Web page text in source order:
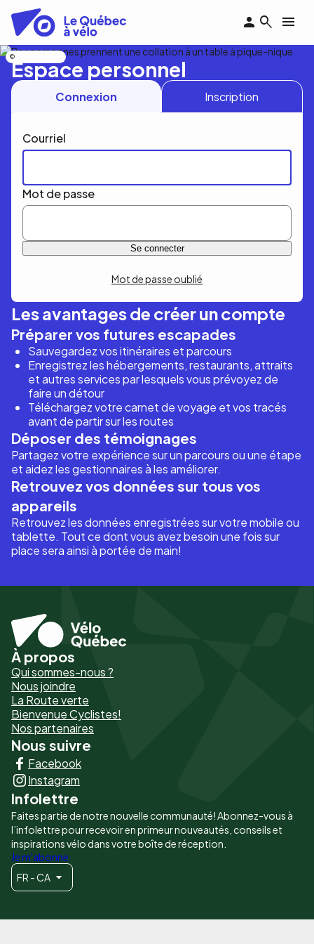
contenu
principal
Espace personnel
Connexion Inscription
Courriel
Mot de passe
Mot de passe oublié
Les avantages de créer un compte
Préparer vos futures escapades
Sauvegardez vos itinéraires et parcours
Enregistrez les hébergements, restaurants, attraits
et autres services par lesquels vous prévoyez de
faire un détour
Téléchargez votre carnet de voyage et vos tracés
avant de partir sur les routes
Déposer des témoignages
Partagez votre expérience sur un parcours ou une étape
et aidez les gestionnaires à les améliorer.
Retrouvez vos données sur tous vos
appareils
Retrouvez les données enregistrées sur votre mobile ou
tablette. Tout ce dont vous avez besoin une fois sur
place sera ainsi à portée de main!
Pied
de
page
-
Liens
principaux
À propos
Qui sommes-nous ?
Nous joindre
La Route verte
Bienvenue Cyclistes!
Nos partenaires
Nous suivre
Facebook
Instagram
Infolettre
Faites partie de notre nouvelle communauté! Abonnez-vous à
l’infolettre pour recevoir en primeur nouveautés, conseils et
inspirations vélo dans votre boîte de réception.
Je m'abonne
FR - CA